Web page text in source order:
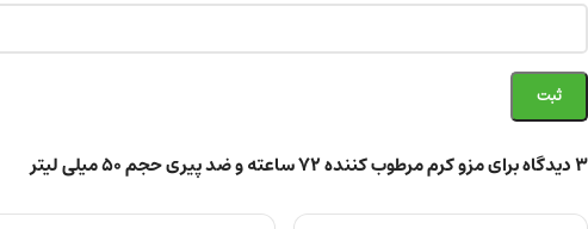
3 دیدگاه برای مزو کرم مرطوب کننده 72 ساعته و ضد پیری حجم 50 میلی لیتر